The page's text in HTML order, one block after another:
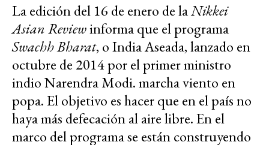
La edición del 16 de enero de laNikkei
Asian Reviewinforma que el programa
Swachh Bharat, o India Aseada, lanzado en
octubre de 2014 por el primer ministro
indio Narendra Modi. marcha viento en
popa. El objetivo es hacer que en el país no
haya más defecación al aire libre. En el
marco del programa se están construyendo